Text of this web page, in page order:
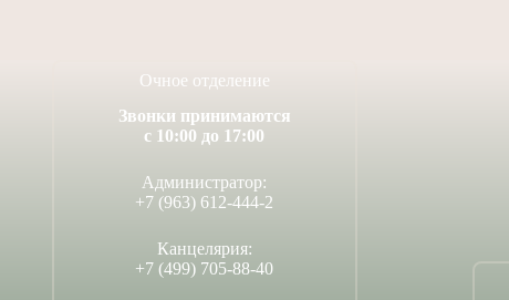
Очное отделение
Звонки принимаются
с 10:00 до 17:00
Администратор:
+7 (963) 612-444-2
Канцелярия:
+7 (499) 705-88-40